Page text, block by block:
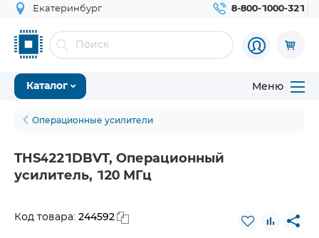
Екатеринбург 8-800-1000-321
Каталог Меню
Операционные усилители
THS4221DBVT, Операционный
усилитель, 120 МГц
Код товара: 244592